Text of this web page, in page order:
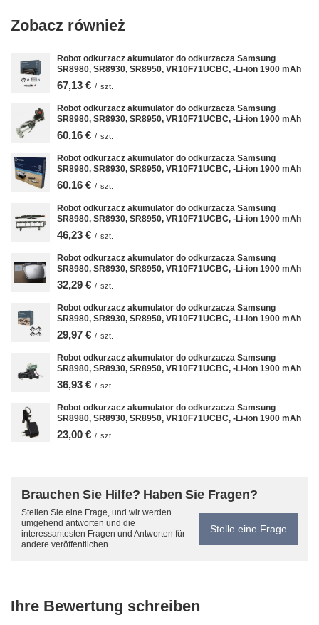
Zobacz również
Robot odkurzacz akumulator do odkurzacza Samsung
SR8980, SR8930, SR8950, VR10F71UCBC, -Li-ion 1900 mAh
67,13 € / szt.
Robot odkurzacz akumulator do odkurzacza Samsung
SR8980, SR8930, SR8950, VR10F71UCBC, -Li-ion 1900 mAh
60,16 € / szt.
Robot odkurzacz akumulator do odkurzacza Samsung
SR8980, SR8930, SR8950, VR10F71UCBC, -Li-ion 1900 mAh
60,16 € / szt.
Robot odkurzacz akumulator do odkurzacza Samsung
SR8980, SR8930, SR8950, VR10F71UCBC, -Li-ion 1900 mAh
46,23 € / szt.
Robot odkurzacz akumulator do odkurzacza Samsung
SR8980, SR8930, SR8950, VR10F71UCBC, -Li-ion 1900 mAh
32,29 € / szt.
Robot odkurzacz akumulator do odkurzacza Samsung
SR8980, SR8930, SR8950, VR10F71UCBC, -Li-ion 1900 mAh
29,97 € / szt.
Robot odkurzacz akumulator do odkurzacza Samsung
SR8980, SR8930, SR8950, VR10F71UCBC, -Li-ion 1900 mAh
36,93 € / szt.
Robot odkurzacz akumulator do odkurzacza Samsung
SR8980, SR8930, SR8950, VR10F71UCBC, -Li-ion 1900 mAh
23,00 € / szt.
Brauchen Sie Hilfe? Haben Sie Fragen?
Stellen Sie eine Frage, und wir werden
umgehend antworten und die
interessantesten Fragen und Antworten für
andere veröffentlichen.
Stelle eine Frage
Ihre Bewertung schreiben